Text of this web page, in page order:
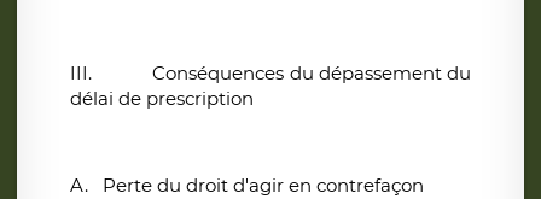
III.
Conséquences du dépassement du
délai de prescription
A.
Perte du droit d'agir en contrefaçon